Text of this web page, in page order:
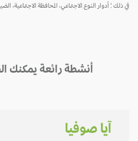
في ذلك ؛ أدوار النوع الاجتماعي، المحافظة الاجتماعية،
أنشطة رائعة يمكنك
آيا صوفيا